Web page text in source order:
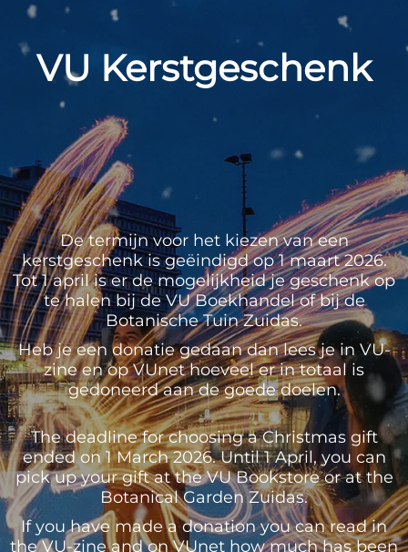
VU Kerstgeschenk
De termijn voor het kiezen van een
kerstgeschenk is geëindigd op 1 maart 2026.
Tot 1 april is er de mogelijkheid je geschenk op
te halen bij de VU Boekhandel of bij de
Botanische Tuin Zuidas.
Heb je een donatie gedaan dan lees je in VU-
zine en op VUnet hoeveel er in totaal is
gedoneerd aan de goede doelen.
The deadline for choosing a Christmas gift
ended on 1 March 2026. Until 1 April, you can
pick up your gift at the VU Bookstore or at the
Botanical Garden Zuidas.
If you have made a donation you can read in
the VU-zine and on VUnet how much has been